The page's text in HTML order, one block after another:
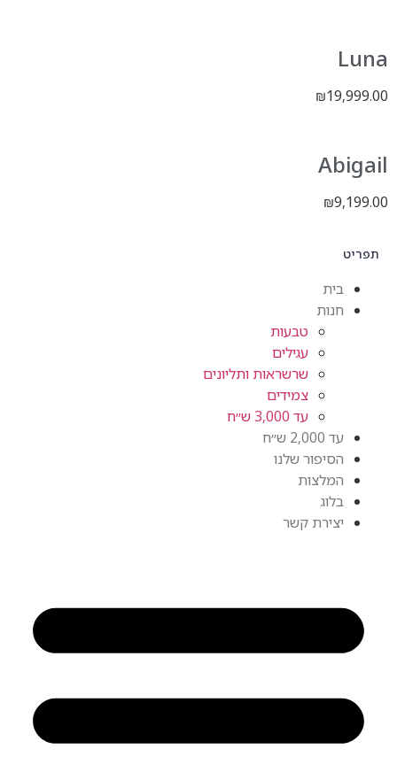
Luna
₪19,999.00
Abigail
₪9,199.00
תפריט
בית
חנות
טבעות
עגילים
שרשראות ותליונים
צמידים
עד 3,000 ש״ח
עד 2,000 ש״ח
הסיפור שלנו
המלצות
בלוג
יצירת קשר